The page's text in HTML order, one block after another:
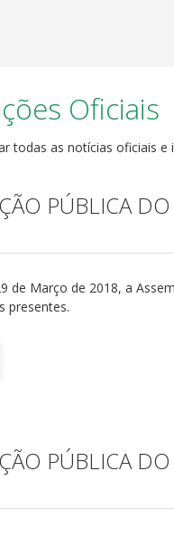
Oficiais
todas as notícias oficiais
PÚBLICA
de Março de 2018, a
presentes.
PÚBLICA